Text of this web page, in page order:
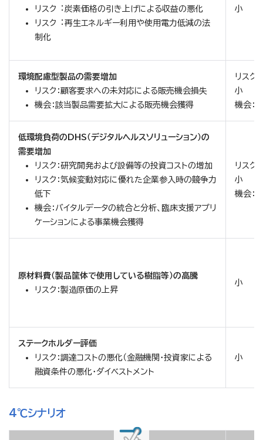
リスク︓炭素価格の引き上げによる収益の悪化
リスク︓再生エネルギー利用や使用電力低減の法
制化
小
環境配慮型製品の需要増加
リスク：顧客要求への未対応による販売機会損失
機会：該当製品需要拡大による販売機会獲得
リスク：
小
機会：小
低環境負荷のDHS（デジタルヘルスソリューション）の
需要増加
リスク：研究開発および設備等の投資コストの増加
リスク：気候変動対応に優れた企業参入時の競争力
低下
機会：バイタルデータの統合と分析、臨床支援アプリ
ケーションによる事業機会獲得
リスク：
小
機会：小
原材料費（製品筐体で使用している樹脂等）の高騰
リスク：製造原価の上昇
小
ステークホルダー評価
リスク：調達コストの悪化（金融機関・投資家による
融資条件の悪化・ダイベストメント
小
4℃シナリオ